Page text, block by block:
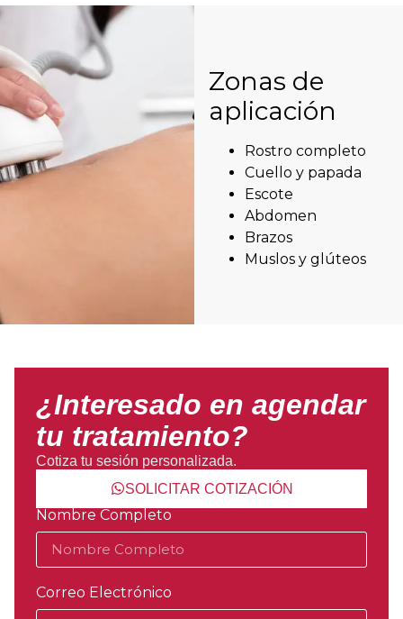
Zonas de
aplicación
Rostro completo
Cuello y papada
Escote
Abdomen
Brazos
Muslos y glúteos
¿Interesado en agendar
tu tratamiento?
Cotiza tu sesión personalizada.
SOLICITAR COTIZACIÓN
Nombre Completo
Correo Electrónico